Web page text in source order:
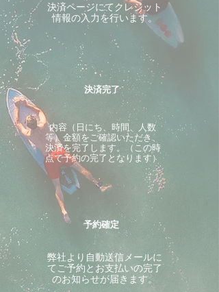
決済ページにてクレジット
情報の入力を行います。
決済完了
内容（日にち、時間、人数
等）金額をご確認いただき、
決済を完了します。（この時
点で予約の完了となります）
予約確定
​弊社より自動送信メールに
てご予約とお支払いの完了
のお知らせが届きます。